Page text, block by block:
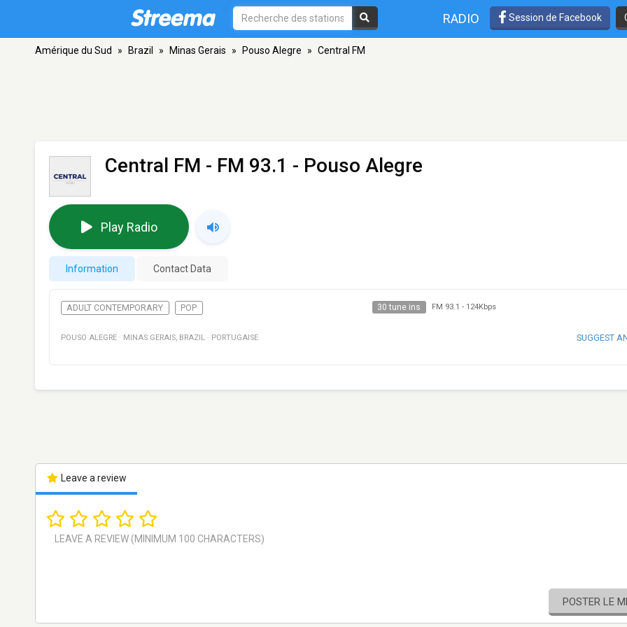
RADIO Session de Facebook
Amérique du Sud » Brazil » Minas Gerais » Pouso Alegre » Central FM
Central FM - FM 93.1 - Pouso Alegre
Play Radio
Information Contact Data
ADULT CONTEMPORARY POP 30 tune ins FM 93.1 - 124Kbps
POUSO ALEGRE · MINAS GERAIS, BRAZIL · PORTUGAISE SUGGEST
Leave a review
POSTER LE